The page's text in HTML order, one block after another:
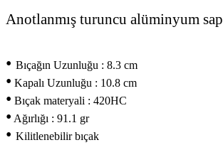
Anotlanmış turuncu alüminyum sap
• Bıçağın Uzunluğu : 8.3 cm
• Kapalı Uzunluğu : 10.8 cm
• Bıçak materyali : 420HC
• Ağırlığı : 91.1 gr
• Kilitlenebilir bıçak